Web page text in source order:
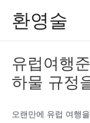
환영술
유럽여행
하물 규정
오랜만에 유럽 여행